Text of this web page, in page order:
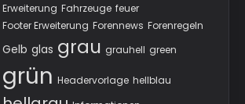
Erweiterung Fahrzeuge feuer
Footer Erweiterung Forennews Forenregeln
Gelb glas grau grauhell green
grün Headervorlage hellblau